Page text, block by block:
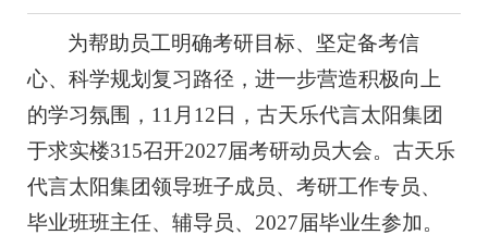
为帮助员工明确考研目标、坚定备考信
心、科学规划复习路径，进一步营造积极向上
的学习氛围，11月12日，古天乐代言太阳集团
于求实楼315召开2027届考研动员大会。古天乐
代言太阳集团领导班子成员、考研工作专员、
毕业班班主任、辅导员、2027届毕业生参加。